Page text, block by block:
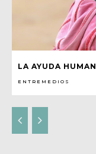
LA AYUDA
ENTREMEDIOS